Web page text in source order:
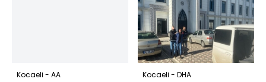
Kocaeli - AA Kocaeli - DHA